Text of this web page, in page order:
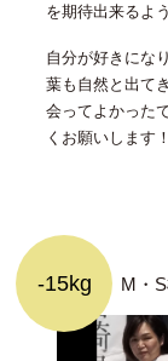
を期待出来るよ
自分が好きにな
葉も自然と出て
会ってよかった
くお願いします
M・
-15kg